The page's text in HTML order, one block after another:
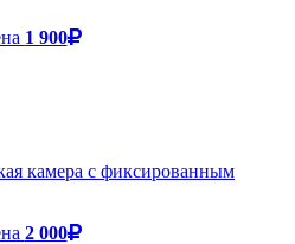
1 900
камера с фиксированным
2 000